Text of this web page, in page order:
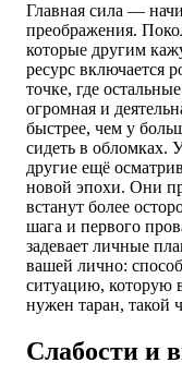
Главная сила —
преображения.
которые другим
ресурс включается
точке, где
огромная и
быстрее, чем у
сидеть в
другие ещё
новой эпохи. Они
встанут более
шага и первого
задевает личные
вашей лично:
ситуацию, которую
нужен таран, такой
Слабости и